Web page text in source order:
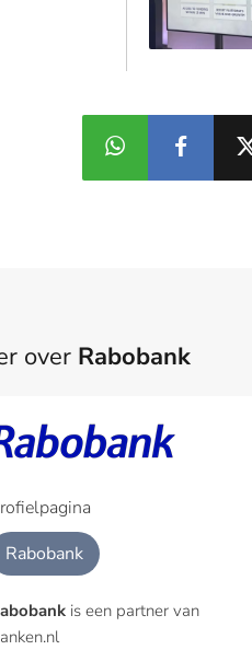
over Rabobank
Rabobank
is een partner van
Rabobank versnelt
inzet van AI-agents
Hub